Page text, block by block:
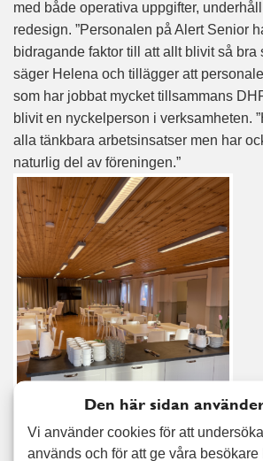
med både operativa uppgifter,
redesign. ”Personalen på Alert Senior
bidragande faktor till att allt blivit så bra
säger Helena och tillägger att
som har jobbat mycket tillsammans
blivit en nyckelperson i verksamheten.
alla tänkbara arbetsinsatser men har
naturlig del av föreningen.”
Den här sidan
Vi använder cookies för att
används och för att ge våra